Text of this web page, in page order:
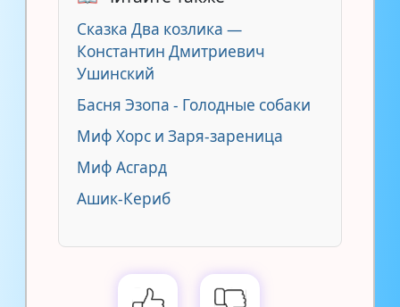
Сказка Два козлика —
Константин Дмитриевич
Ушинский
Басня Эзопа - Голодные собаки
Миф Хорс и Заря-зареница
Миф Асгард
Ашик-Кериб